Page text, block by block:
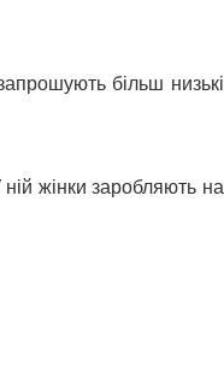
більш низькі
жінки заробляють на